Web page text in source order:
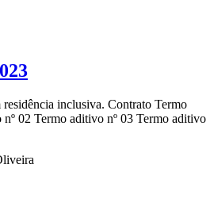
inclusiva. Contrato Termo
02 Termo aditivo nº 03 Termo aditivo